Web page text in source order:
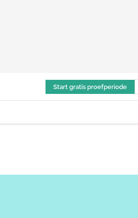
Start gratis proefperiode